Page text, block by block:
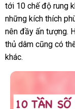
tới 10 chế độ rung
những kích thích
nên đầy ấn tượng.
thủ dâm giá
cũng có
khác.